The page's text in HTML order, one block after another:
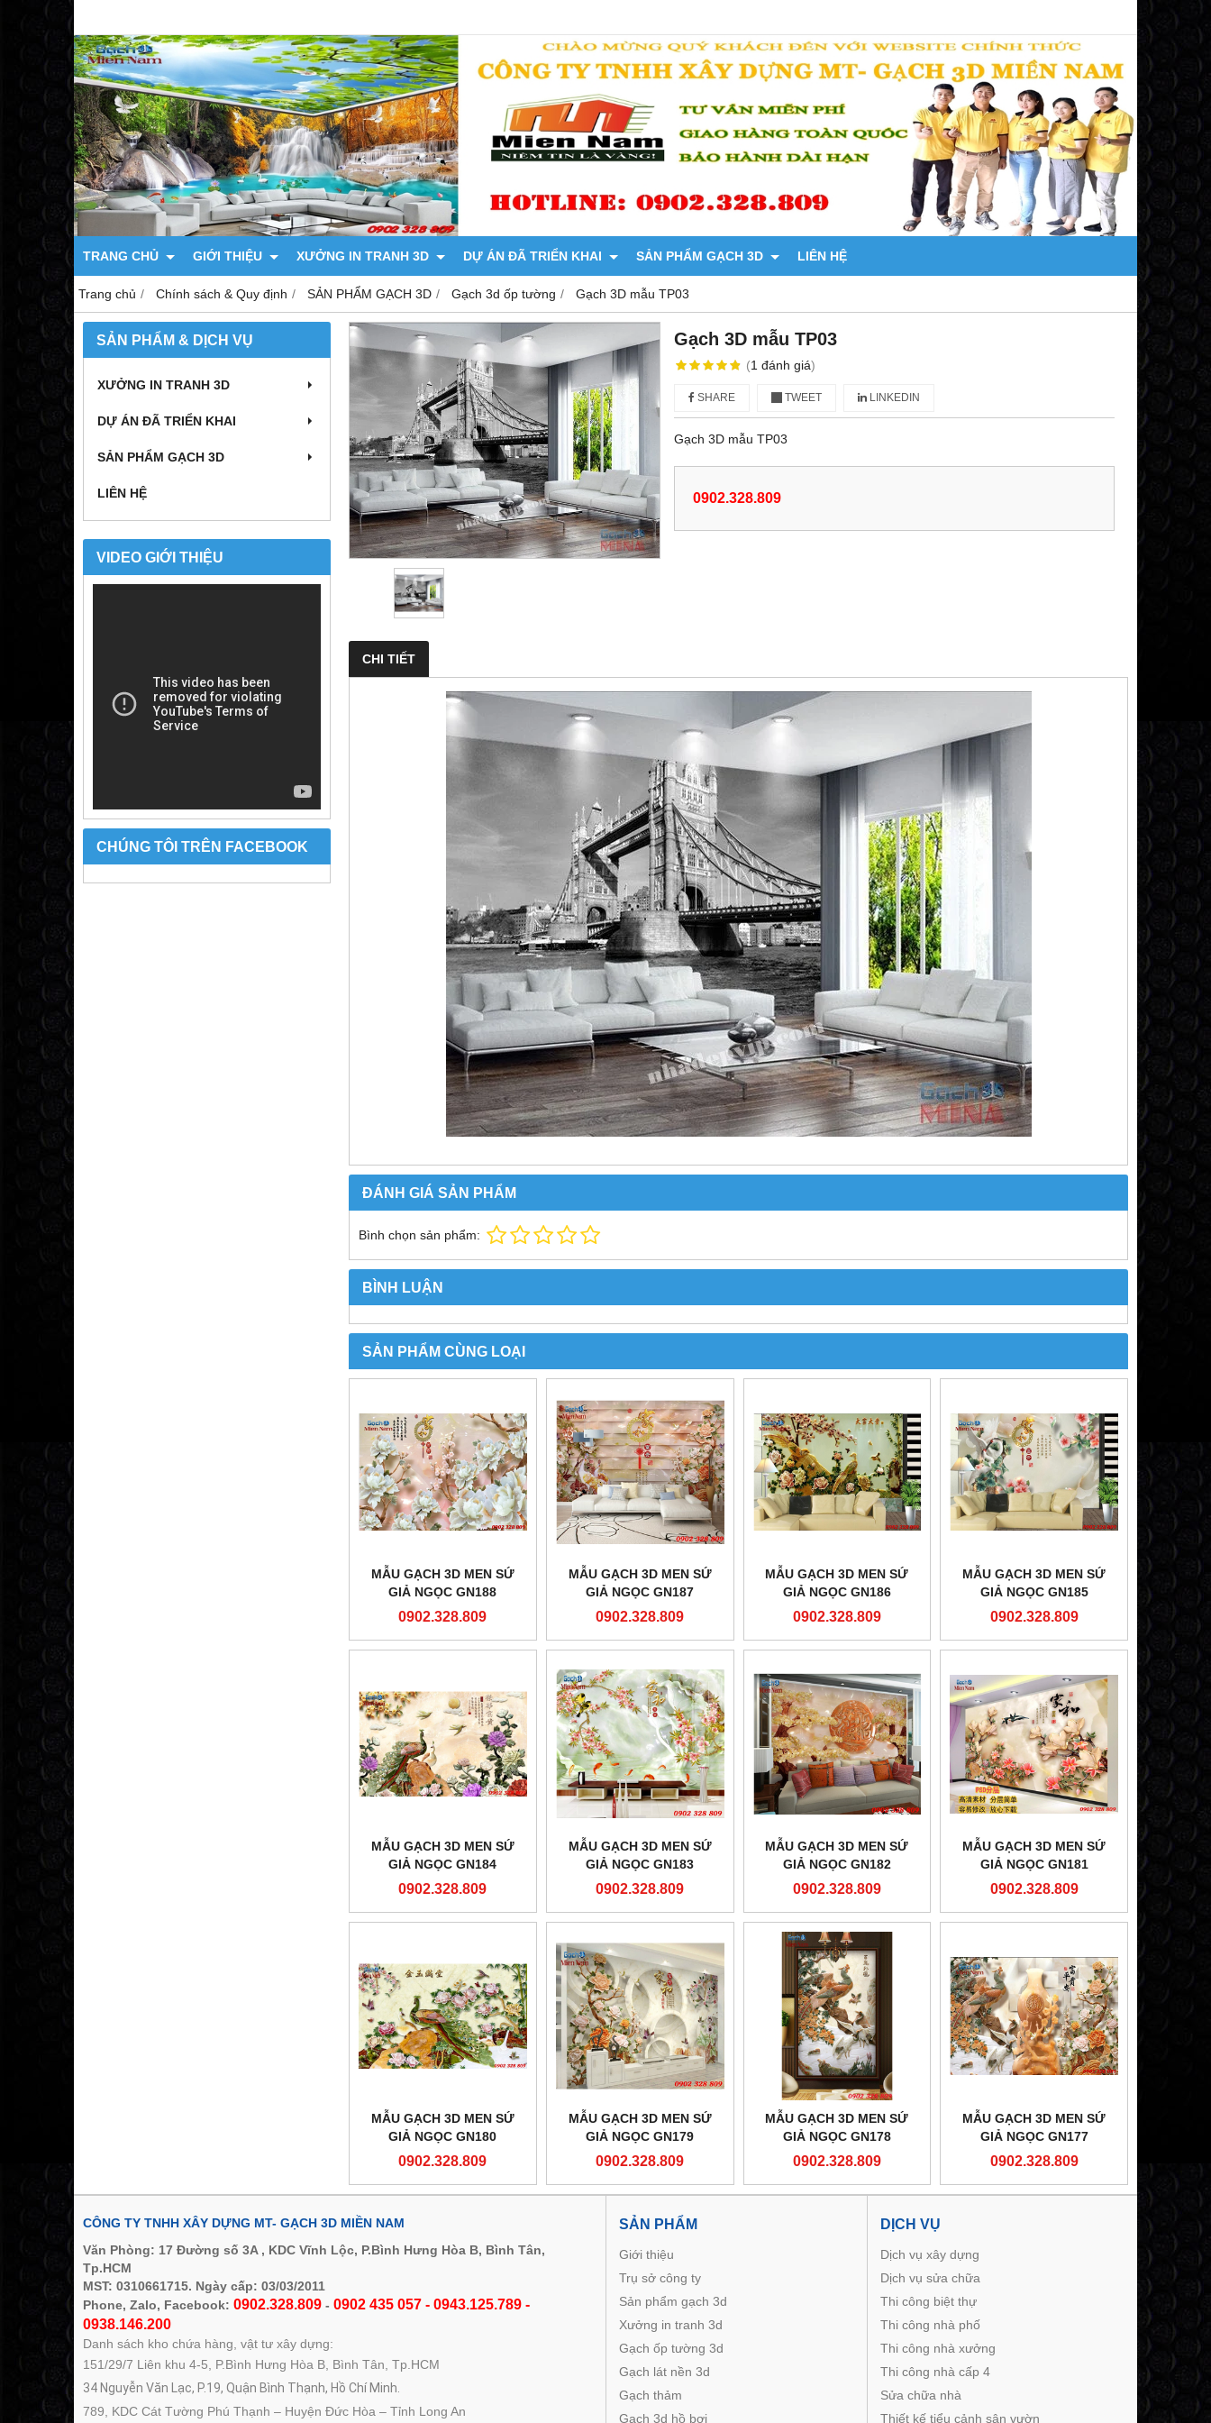
TRANG CHỦ GIỚI THIỆU XƯỞNG IN TRANH 3D DỰ ÁN ĐÃ TRIỂN KHAI SẢN PHẨM GẠCH 3D LIÊN HỆ
Trang chủ Chính sách & Quy định SẢN PHẨM GẠCH 3D Gạch 3d ốp tường Gạch 3D mẫu TP03
SẢN PHẨM & DỊCH VỤ
XƯỞNG IN TRANH 3D
DỰ ÁN ĐÃ TRIỂN KHAI
SẢN PHẨM GẠCH 3D
LIÊN HỆ
VIDEO GIỚI THIỆU
CHÚNG TÔI TRÊN FACEBOOK
Gạch 3D mẫu TP03
(1 đánh giá)
SHARE TWEET LINKEDIN
Gạch 3D mẫu TP03
0902.328.809
CHI TIẾT
ĐÁNH GIÁ SẢN PHẨM
Bình chọn sản phẩm:
BÌNH LUẬN
SẢN PHẨM CÙNG LOẠI
MẪU GẠCH 3D MEN SỨ
GIẢ NGỌC GN188
0902.328.809
MẪU GẠCH 3D MEN SỨ
GIẢ NGỌC GN187
0902.328.809
MẪU GẠCH 3D MEN SỨ
GIẢ NGỌC GN186
0902.328.809
MẪU GẠCH 3D MEN SỨ
GIẢ NGỌC GN185
0902.328.809
MẪU GẠCH 3D MEN SỨ
GIẢ NGỌC GN184
0902.328.809
MẪU GẠCH 3D MEN SỨ
GIẢ NGỌC GN183
0902.328.809
MẪU GẠCH 3D MEN SỨ
GIẢ NGỌC GN182
0902.328.809
MẪU GẠCH 3D MEN SỨ
GIẢ NGỌC GN181
0902.328.809
MẪU GẠCH 3D MEN SỨ
GIẢ NGỌC GN180
0902.328.809
MẪU GẠCH 3D MEN SỨ
GIẢ NGỌC GN179
0902.328.809
MẪU GẠCH 3D MEN SỨ
GIẢ NGỌC GN178
0902.328.809
MẪU GẠCH 3D MEN SỨ
GIẢ NGỌC GN177
0902.328.809
CÔNG TY TNHH XÂY DỰNG MT- GẠCH 3D MIỀN NAM
Văn Phòng: 17 Đường số 3A , KDC Vĩnh Lộc, P.Bình Hưng Hòa B, Bình Tân,
Tp.HCM
MST: 0310661715. Ngày cấp: 03/03/2011
Phone, Zalo, Facebook: 0902.328.809 - 0902 435 057 - 0943.125.789 -
0938.146.200
Danh sách kho chứa hàng, vật tư xây dựng:
151/29/7 Liên khu 4-5, P.Bình Hưng Hòa B, Bình Tân, Tp.HCM
34 Nguyễn Văn Lạc, P.19, Quận Bình Thạnh, Hồ Chí Minh.
789, KDC Cát Tường Phú Thạnh – Huyện Đức Hòa – Tỉnh Long An
SẢN PHẨM
Giới thiệu
Trụ sở công ty
Sản phẩm gạch 3d
Xưởng in tranh 3d
Gạch ốp tường 3d
Gạch lát nền 3d
Gạch thảm
Gạch 3d hồ bơi
DỊCH VỤ
Dịch vụ xây dựng
Dịch vụ sửa chữa
Thi công biệt thự
Thi công nhà phố
Thi công nhà xưởng
Thi công nhà cấp 4
Sửa chữa nhà
Thiết kế tiểu cảnh sân vườn